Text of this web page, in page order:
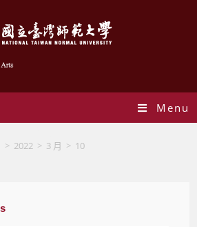
Menu
> 2022 > 3 月 > 10